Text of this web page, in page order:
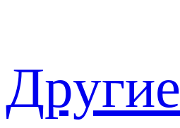
Другие